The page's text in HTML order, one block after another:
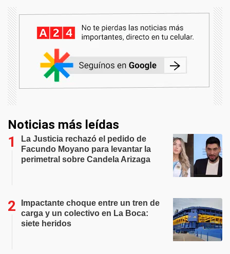
Noticias más leídas
La Justicia rechazó el pedido de
Facundo Moyano para levantar la
perimetral sobre Candela Arizaga
Impactante choque entre un tren de
carga y un colectivo en La Boca:
siete heridos